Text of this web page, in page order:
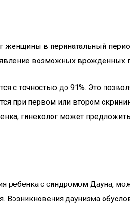
женщины в перинатальный
возможных врожденных
с точностью до 91%. Это
при первом или втором
гинеколог может
ребенка с синдромом Дауна,
даунизма